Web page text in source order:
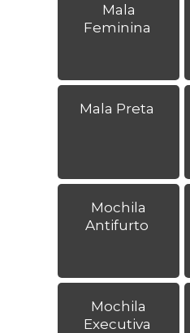
Mala
Feminina
Mala Preta
Mochila
Antifurto
Mochila
Executiva